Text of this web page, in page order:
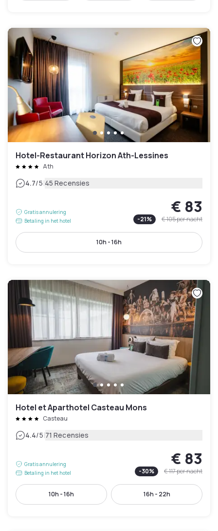
Hotel-Restaurant Horizon Ath-Lessines
Ath
4.7/5|45 Recensies
Gratis annulering
Betaling in het hotel
€ 83
-21% € 105per nacht
10h - 16h
Hotel et Aparthotel Casteau Mons
Casteau
4.4/5|71 Recensies
Gratis annulering
Betaling in het hotel
€ 83
-30% € 117per nacht
10h - 16h 16h - 22h